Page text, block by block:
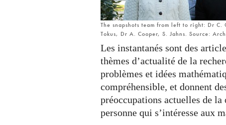
The snapshots team from left to right: Dr
Tokus, Dr A. Cooper, S. Jahns. Source:
Les instantanés sont des
thèmes d’actualité de la
problèmes et idées
compréhensible, et donnent
préoccupations actuelles de
personne qui s’intéresse aux